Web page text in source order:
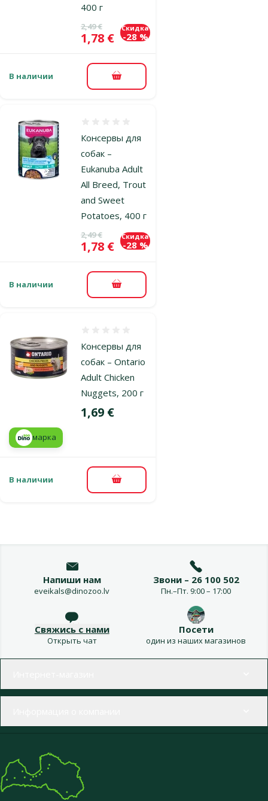
400 г
Исходная цена
2,49 €
Цена
1,78 €
Скидка
-28 %
В наличии В корзину
Консервы для
собак –
Eukanuba Adult
All Breed, Trout
and Sweet
Potatoes, 400 г
Исходная цена
2,49 €
Цена
1,78 €
Скидка
-28 %
В наличии В корзину
Консервы для
собак – Ontario
Adult Chicken
Nuggets, 200 г
Цена
1,69 €
марка
В наличии В корзину
Напиши нам
eveikals@dinozoo.lv
Звони – 26 100 502
Пн.–Пт. 9:00 – 17:00
Свяжись с нами
Открыть чат
Посети
один из наших магазинов